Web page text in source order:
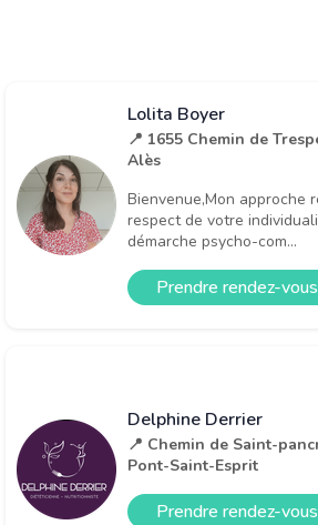
Lolita Boyer
📍 1655 Chemin de
Alès
Bienvenue,Mon approche
respect de votre
démarche psycho-com...
Prendre rendez-vous
Delphine Derrier
📍 Chemin de Saint-
Pont-Saint-Esprit
Prendre rendez-vous